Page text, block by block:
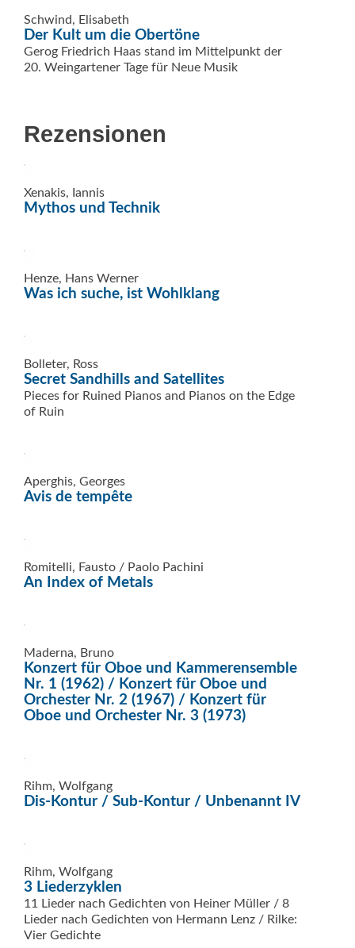
Schwind, Elisabeth
Der Kult um die Obertöne
Gerog Friedrich Haas stand im Mittelpunkt der
20. Weingartener Tage für Neue Musik
Rezensionen
Xenakis, Iannis
Mythos und Technik
Henze, Hans Werner
Was ich suche, ist Wohlklang
Bolleter, Ross
Secret Sandhills and Satellites
Pieces for Ruined Pianos and Pianos on the Edge
of Ruin
Aperghis, Georges
Avis de tempête
Romitelli, Fausto / Paolo Pachini
An Index of Metals
Maderna, Bruno
Konzert für Oboe und Kammerensemble
Nr. 1 (1962) / Konzert für Oboe und
Orchester Nr. 2 (1967) / Konzert für
Oboe und Orchester Nr. 3 (1973)
Rihm, Wolfgang
Dis-Kontur / Sub-Kontur / Unbenannt IV
Rihm, Wolfgang
3 Liederzyklen
11 Lieder nach Gedichten von Heiner Müller / 8
Lieder nach Gedichten von Hermann Lenz / Rilke:
Vier Gedichte